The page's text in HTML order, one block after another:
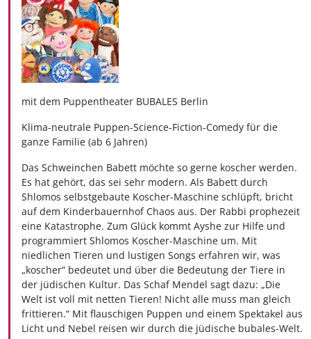
mit dem Puppentheater BUBALES Berlin
Klima-neutrale Puppen-Science-Fiction-Comedy für die
ganze Familie (ab 6 Jahren)
Das Schweinchen Babett möchte so gerne koscher werden.
Es hat gehört, das sei sehr modern. Als Babett durch
Shlomos selbstgebaute Koscher-Maschine schlüpft, bricht
auf dem Kinderbauernhof Chaos aus. Der Rabbi prophezeit
eine Katastrophe. Zum Glück kommt Ayshe zur Hilfe und
programmiert Shlomos Koscher-Maschine um. Mit
niedlichen Tieren und lustigen Songs erfahren wir, was
„koscher“ bedeutet und über die Bedeutung der Tiere in
der jüdischen Kultur. Das Schaf Mendel sagt dazu: „Die
Welt ist voll mit netten Tieren! Nicht alle muss man gleich
frittieren.“ Mit flauschigen Puppen und einem Spektakel aus
Licht und Nebel reisen wir durch die jüdische bubales-Welt.